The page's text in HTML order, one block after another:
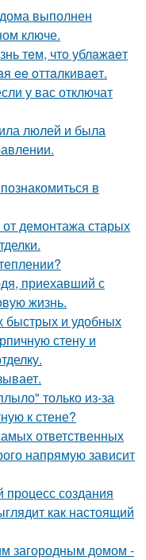
выполнен
ключе.
тeм, чтo ублaжaeт
ee oттaлкивaeт.
у вас отключат
люлей и была
в
демонтажа старых
приехавший с
жизнь.
и удобных
стену и
только из-за
к стене?
ответственных
напрямую зависит
создания
как настоящий
загородным домом -